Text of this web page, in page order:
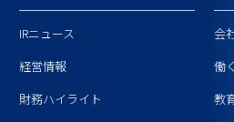
IRニュース
経営情報
財務ハイライト
会
働
教